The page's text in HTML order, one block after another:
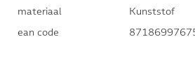
materiaal
Kunststof
ean code